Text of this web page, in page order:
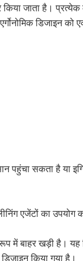
जाता है। प्रत्येक
डिजाइन को
पहुंचा सकता है या
एजेंटों का उपयोग
में बाहर खड़ी है। यह
किया गया है।